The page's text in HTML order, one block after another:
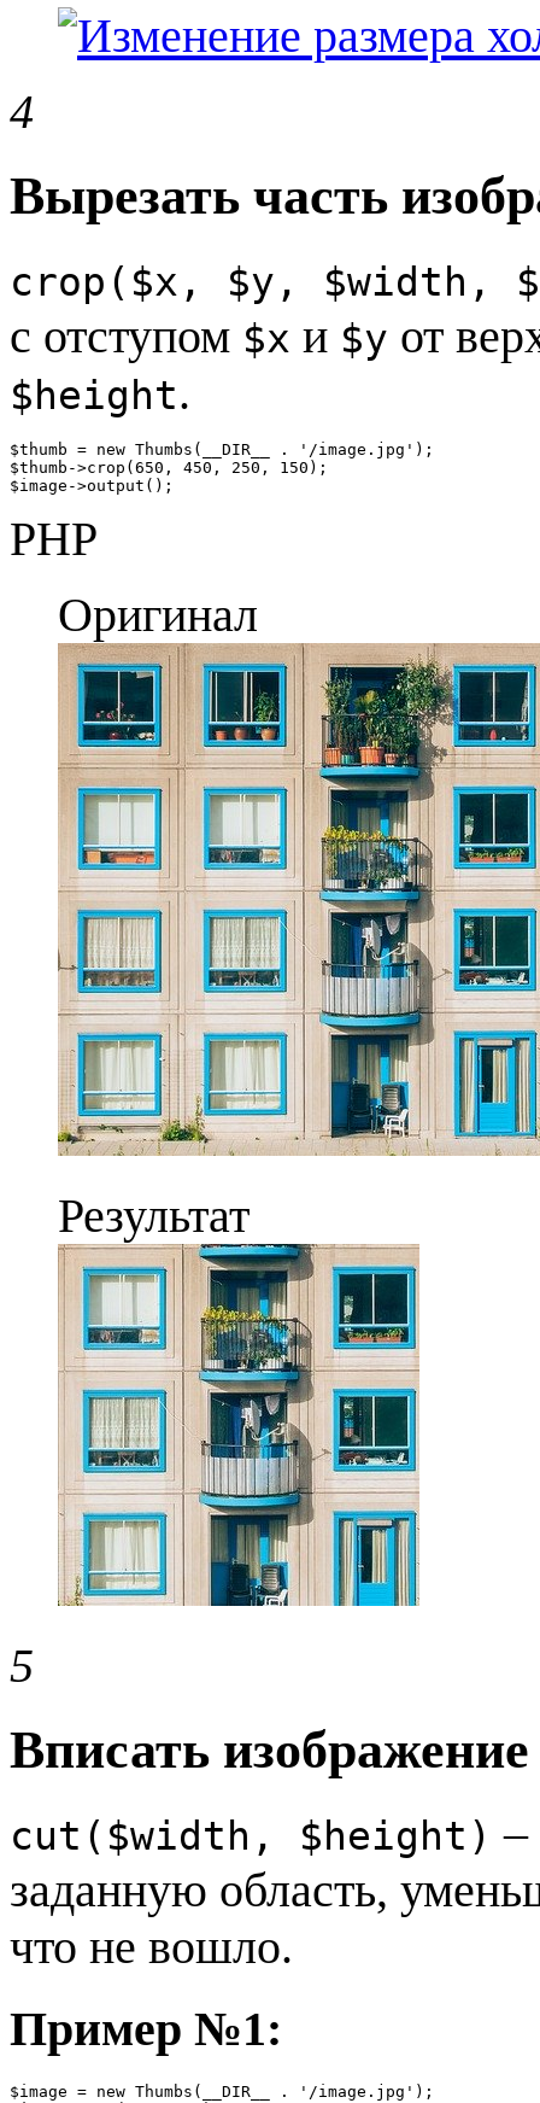
4
Вырезать часть
crop($x, $y, $width,
с отступом $x и $y от
$height.
$thumb = new Thumbs(__DIR__ . '/image.jpg');
$thumb->crop(650, 450, 250, 150);
$image->output();
PHP
Оригинал
Результат
5
Вписать
cut($width, $height) –
заданную область,
что не вошло.
Пример №1:
$image = new Thumbs(__DIR__ . '/image.jpg');